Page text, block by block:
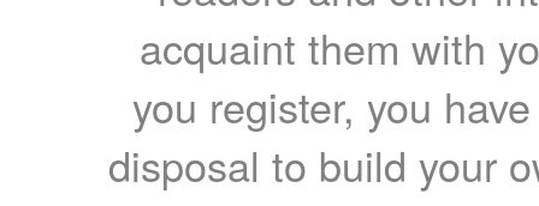
acquaint them with
you register, you
disposal to build your